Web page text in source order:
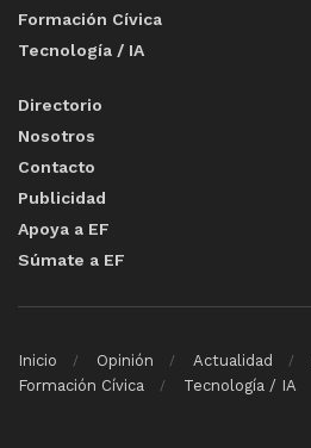
Formación Cívica
Tecnología / IA
Directorio
Nosotros
Contacto
Publicidad
Apoya a EF
Súmate a EF
Inicio Opinión Actualidad
Formación Cívica
Tecnología / IA